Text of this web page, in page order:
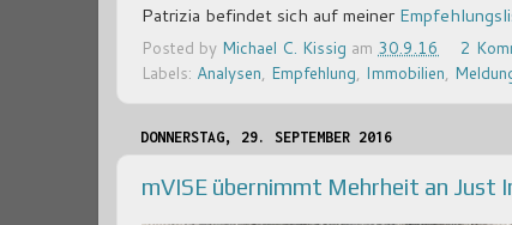
Patrizia befindet sich auf meiner
Posted by Michael C. Kissig am 30.9.16
2
Labels: Analysen, Empfehlung, Immobilien,
DONNERSTAG, 29. SEPTEMBER 2016
mVISE übernimmt Mehrheit an Just